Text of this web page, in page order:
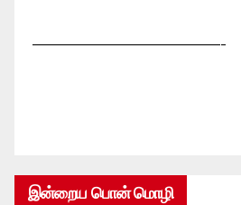
—————————————-
இன்றைய பொன் மொழி